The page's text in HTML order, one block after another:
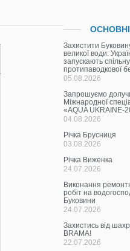
Захистити
великої води:
запускають
протипаводкової
05.08.2026
Запрошуємо
Міжнародної
«AQUA UKRAINE-
04.08.2026
Річка Брусниця
03.08.2026
Річка Виженка
24.07.2026
Виконання
робіт на
Буковини
24.07.2026
Захистись від
BRAMA!
22.07.2026